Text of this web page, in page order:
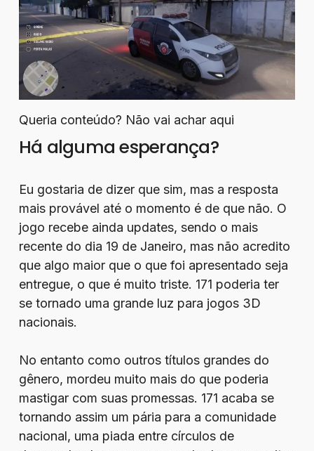
Queria conteúdo? Não vai achar aqui
Há alguma esperança?
Eu gostaria de dizer que sim, mas a resposta
mais provável até o momento é de que não. O
jogo recebe ainda updates, sendo o mais
recente do dia 19 de Janeiro, mas não acredito
que algo maior que o que foi apresentado seja
entregue, o que é muito triste. 171 poderia ter
se tornado uma grande luz para jogos 3D
nacionais.
No entanto como outros títulos grandes do
gênero, mordeu muito mais do que poderia
mastigar com suas promessas. 171 acaba se
tornando assim um pária para a comunidade
nacional, uma piada entre círculos de